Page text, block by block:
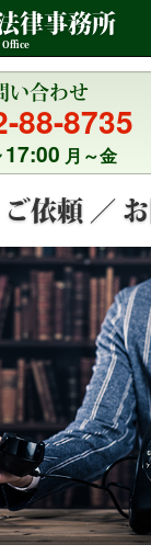
律事務所
Office
い合わせ
8735
月～金
ご依頼 ／